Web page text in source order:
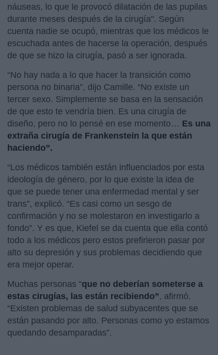
náuseas, lo que le provocó dilatación de las pupilas
durante meses después de la cirugía". Según
cuenta nadie se ocupó, mientras que los médicos le
escuchada antes de hacerse la operación, después
de que se hizo la cirugía, pasó a ser ignorada.
“No hay nada a lo que hacer la transición como
persona no binaria”, dijo Camille. “No existe un
tercer sexo. Simplemente se basa en la sensación
de que esto te vendría bien. Es una cirugía de
diseño, pero no lo pensé en ese momento… Es una
extraña cirugía de Frankenstein la que están
haciendo”.
“Los médicos también están influenciados por esta
ideología de género, por lo que existe la idea de
que se puede tener una enfermedad mental y ser
trans”, explicó. “Es casi como un sesgo de
confirmación y no se molestaron en investigarlo a
fondo”. Y es que, Kiefel se da cuenta que ella contó
todo a los médicos pero estos prefirieron pasar por
alto su depresión y sus problemas decidiendo que
era mejor operar.
Muchas personas “que no deberían someterse a
estas cirugías, las están recibiendo”, afirmó.
“Existen problemas de salud subyacentes que se
están pasando por alto. Personas como yo estamos
quedando desamparadas”.